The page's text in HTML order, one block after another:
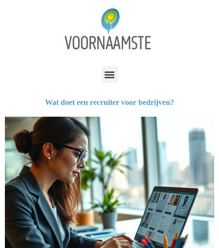
Wat doet een recruiter voor bedrijven?